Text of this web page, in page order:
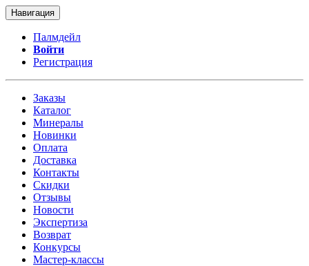
Навигация
Палмдейл
Войти
Регистрация
Заказы
Каталог
Минералы
Новинки
Оплата
Доставка
Контакты
Скидки
Отзывы
Новости
Экспертиза
Возврат
Конкурсы
Мастер-классы